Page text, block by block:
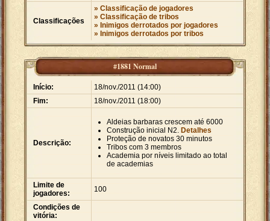
Classificações
» Classificação de jogadores
» Classificação de tribos
» Inimigos derrotados por jogadores
» Inimigos derrotados por tribos
#1881 Normal
Início:
18/nov./2011 (14:00)
Fim:
18/nov./2011 (18:00)
Descrição:
Aldeias barbaras crescem até 6000
Construção inicial N2. Detalhes
Proteção de novatos 30 minutos
Tribos com 3 membros
Academia por níveis limitado ao total
de academias
Limite de
jogadores:
100
Condições de
vitória: